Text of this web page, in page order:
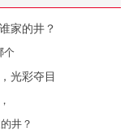
个
井？